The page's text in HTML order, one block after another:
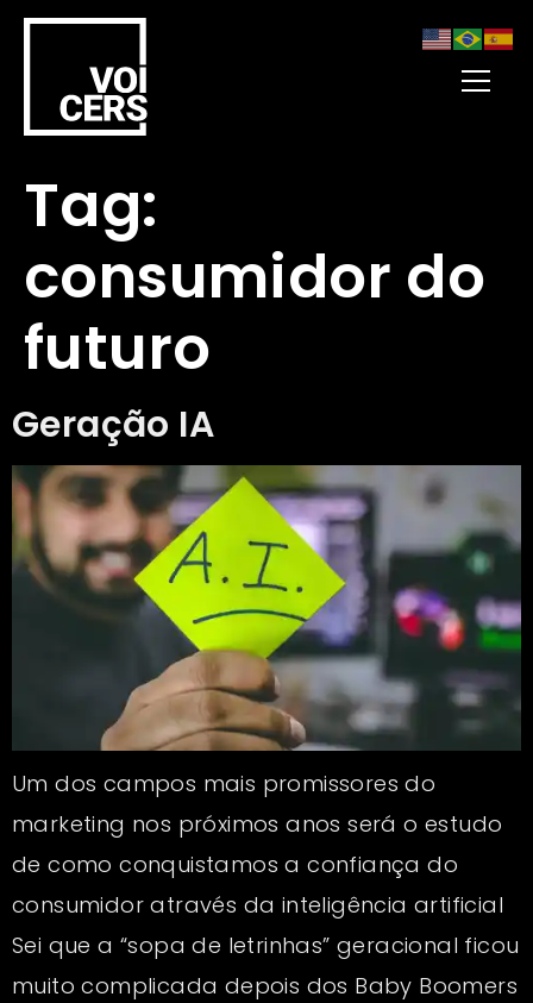
Tag:
consumidor do
futuro
Geração IA
Um dos campos mais promissores do
marketing nos próximos anos será o estudo
de como conquistamos a confiança do
consumidor através da inteligência artificial
Sei que a “sopa de letrinhas” geracional ficou
muito complicada depois dos Baby Boomers